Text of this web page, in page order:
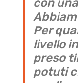
Per
livello
preso
potuti